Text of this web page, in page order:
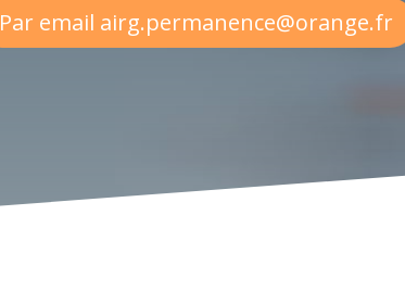
Par email airg.permanence@orange.fr